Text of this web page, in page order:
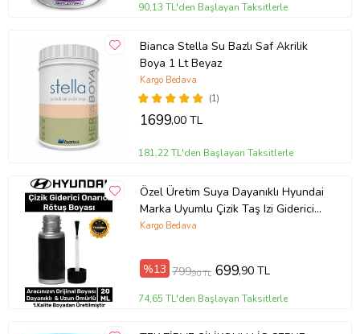
90,13 TL'den Başlayan Taksitlerle
Bianca Stella Su Bazlı Saf Akrilik
Boya 1 Lt Beyaz
(1)
Kargo Bedava
1699,00 TL
181,22 TL'den Başlayan Taksitlerle
Özel Üretim Suya Dayanıklı Hyundai
Marka Uyumlu Çizik Taş Izi Giderici
Onarıcı 20ml Oto Rötuş Boyası
Kargo Bedava
%13 799,90 TL 699,90 TL
74,65 TL'den Başlayan Taksitlerle